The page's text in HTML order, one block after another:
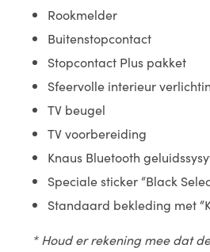
Rookmelder
Buitenstopcontact
Stopcontact Plus pakket
Sfeervolle interieur
TV beugel
TV voorbereiding
Knaus Bluetooth
Speciale sticker “Black
Standaard bekleding met
* Houd er rekening mee dat